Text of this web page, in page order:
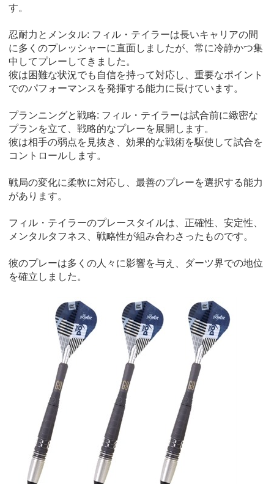
す。
忍耐力とメンタル: フィル・テイラーは長いキャリアの間
に多くのプレッシャーに直面しましたが、常に冷静かつ集
中してプレーしてきました。
彼は困難な状況でも自信を持って対応し、重要なポイント
でのパフォーマンスを発揮する能力に長けています。
プランニングと戦略: フィル・テイラーは試合前に緻密な
プランを立て、戦略的なプレーを展開します。
彼は相手の弱点を見抜き、効果的な戦術を駆使して試合を
コントロールします。
戦局の変化に柔軟に対応し、最善のプレーを選択する能力
があります。
フィル・テイラーのプレースタイルは、正確性、安定性、
メンタルタフネス、戦略性が組み合わさったものです。
彼のプレーは多くの人々に影響を与え、ダーツ界での地位
を確立しました。